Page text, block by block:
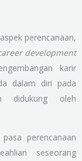
perencanaan,
development
karir
dalam diri pada
didukung oleh
perencanaan
seseorang